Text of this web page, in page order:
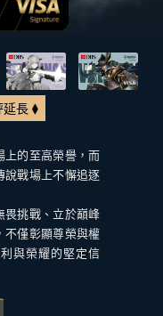
延長
上的至高榮譽，而
說戰場上不懈追逐
畏挑戰、立於巔峰
不僅彰顯尊榮與權
與榮耀的堅定信